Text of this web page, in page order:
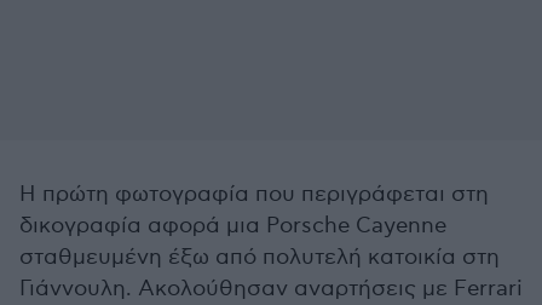
Η πρώτη φωτογραφία που περιγράφεται στη
δικογραφία αφορά μια Porsche Cayenne
σταθμευμένη έξω από πολυτελή κατοικία στη
Γιάννουλη. Ακολούθησαν αναρτήσεις με Ferrari